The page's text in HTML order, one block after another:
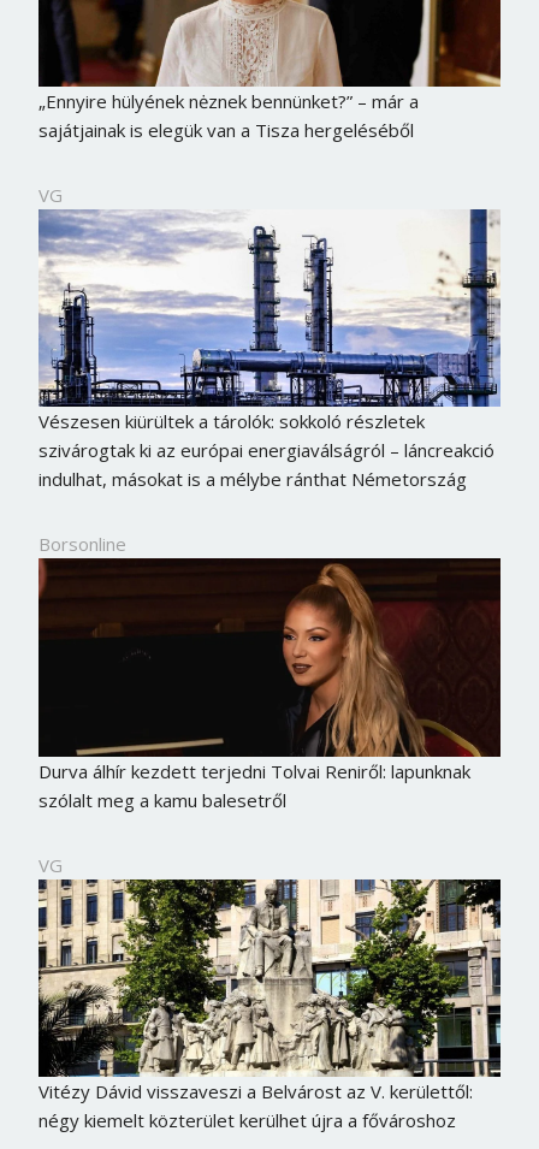
„Ennyire hülyének nėznek bennünket?” – már a
sajátjainak is elegük van a Tisza hergeléséből
VG
Vészesen kiürültek a tárolók: sokkoló részletek
szivárogtak ki az európai energiaválságról – láncreakció
indulhat, másokat is a mélybe ránthat Németország
Borsonline
Durva álhír kezdett terjedni Tolvai Reniről: lapunknak
szólalt meg a kamu balesetről
VG
Vitézy Dávid visszaveszi a Belvárost az V. kerülettől:
négy kiemelt közterület kerülhet újra a fővároshoz